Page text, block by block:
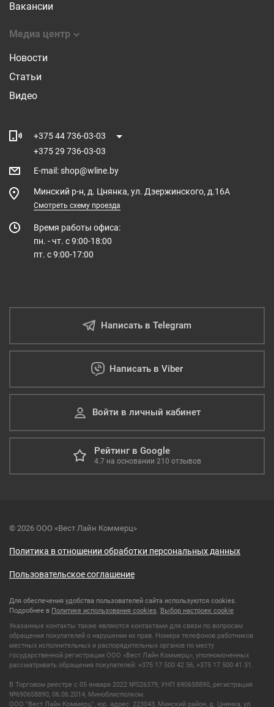
Вакансии
Медиа центр
Новости
Статьи
Видео
+375 44 736-03-03
+375 29 736-03-03
E-mail :shop@wline.by
Минский р-н, д. Цнянка, ул. Дзержинского, д.16А
Смотреть схему проезда
Время работы офиса:
пн. - чт. с 9:00-18:00
пт. с 9:00-17:00
Написать в Telegram
Написать в Viber
Войти в личный кабинет
Рейтинг в Google
4.7 на основании 210 отзывов
© 2026 ООО «Вест Лайн Коммерц»
Политика в отношении обработки персональных данных
Пользовательское соглашение
Для обеспечения удобства пользователей сайта используются cookies.
Подробнее в Политике использования cookies. Выбор настроек cookie
Указанные контакты также являются контактами для связи по вопросам
обращения покупателей о нарушении их прав. Номера телефонов работников
местных исполнительных и распорядительных органов по месту
государственной регистрации ООО «Вест Лайн Коммерц», уполномоченных
рассматривать обращения покупателей: +375 17 500 42 56, +375 17 500 41 31.
В Торговом реестре с 05 января 2022 №526379, УНП 690658890, регистрация
№690658890, 06.06.2014, Миноблисполком.
ООО "Вест Лайн Коммерц", юр. адрес: 223043, Минский район, д. Цнянка, ул.